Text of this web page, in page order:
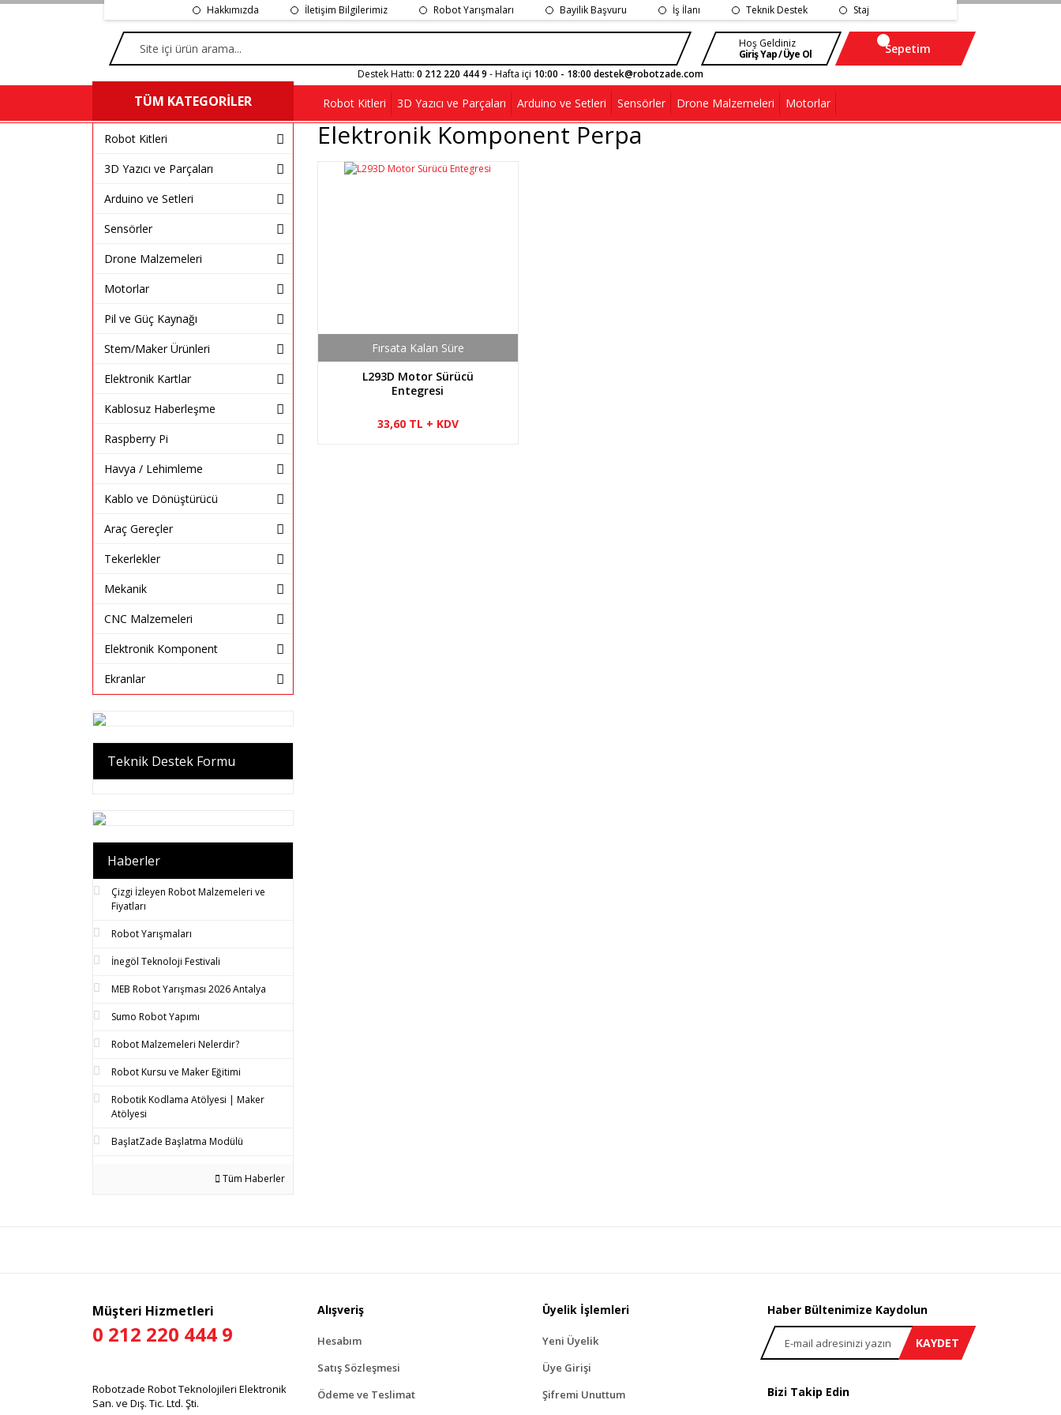
Hakkımızda İletişim Bilgilerimiz Robot Yarışmaları Bayilik Başvuru İş İlanı Teknik Destek Staj
Hoş Geldiniz
Giriş Yap / Üye Ol
Sepetim
Destek Hattı: 0 212 220 444 9 - Hafta içi 10:00 - 18:00 destek@robotzade.com
TÜM KATEGORİLER Robot Kitleri 3D Yazıcı ve Parçaları Arduino ve Setleri Sensörler Drone Malzemeleri Motorlar
Robot Kitleri
3D Yazıcı ve Parçaları
Arduino ve Setleri
Sensörler
Drone Malzemeleri
Motorlar
Pil ve Güç Kaynağı
Stem/Maker Ürünleri
Elektronik Kartlar
Kablosuz Haberleşme
Raspberry Pi
Havya / Lehimleme
Kablo ve Dönüştürücü
Araç Gereçler
Tekerlekler
Mekanik
CNC Malzemeleri
Elektronik Komponent
Ekranlar
Teknik Destek Formu
Haberler
Çizgi İzleyen Robot Malzemeleri ve
Fiyatları
Robot Yarışmaları
İnegöl Teknoloji Festivali
MEB Robot Yarışması 2026 Antalya
Sumo Robot Yapımı
Robot Malzemeleri Nelerdir?
Robot Kursu ve Maker Eğitimi
Robotik Kodlama Atölyesi | Maker
Atölyesi
BaşlatZade Başlatma Modülü
Tüm Haberler
Elektronik Komponent Perpa
L293D Motor Sürücü
Entegresi
33,60 TL + KDV
Müşteri Hizmetleri
0 212 220 444 9
Robotzade Robot Teknolojileri Elektronik
San. ve Dış. Tic. Ltd. Şti.
Alışveriş
Hesabım
Satış Sözleşmesi
Ödeme ve Teslimat
Üyelik İşlemleri
Yeni Üyelik
Üye Girişi
Şifremi Unuttum
Haber Bültenimize Kaydolun
KAYDET
Bizi Takip Edin